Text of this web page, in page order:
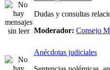
Dudas y consultas
Moderador: Consejo
Anécdotas judiciales